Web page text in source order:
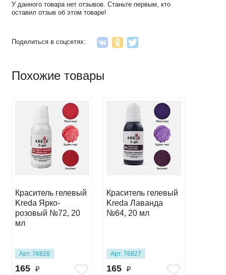
У данного товара нет отзывов. Станьте первым, кто
оставил отзыв об этом товаре!
Поделиться в соцсетях:
Похожие товары
Краситель гелевый
Kreda Ярко-
розовый №72, 20
мл
Арт. 76828
165 ₽
Краситель гелевый
Kreda Лаванда
№64, 20 мл
Арт. 76827
165 ₽